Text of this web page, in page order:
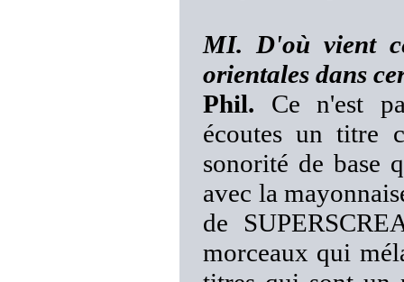
MI. D'où vient
orientales dans
Phil. Ce n'est
écoutes un titre
sonorité de base
avec la
de
morceaux qui